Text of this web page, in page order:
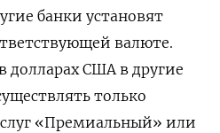
банки установят
валюте.
долларах США в другие
только
«Премиальный» или